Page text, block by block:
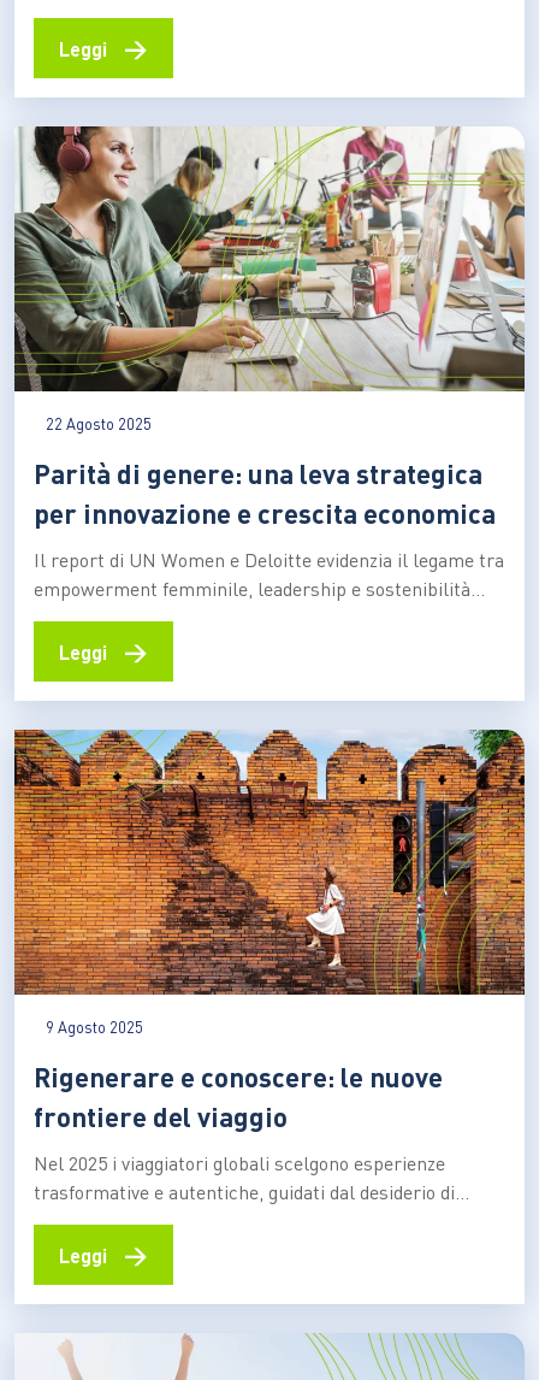
l’impatto del fenomeno su risorse, infrastrutture e
ambiente, evidenziando l’urgenza di politiche di gestione
L’overtourism, o sovraffollamento turistico, sta
emergendo come una delle sfide più gravi per la
sostenibilità del…
Leggi →
22 Agosto 2025
Parità di genere: una leva strategica
per innovazione e crescita economica
Il report di UN Women e Deloitte evidenzia il legame tra
empowerment femminile, leadership e sostenibilità
economica. E lancia l’allarme: in Italia il tasso di
occupazione femminile è tra i più bassi d’Europa, con
media UE Il divario di genere…
Leggi →
9 Agosto 2025
Rigenerare e conoscere: le nuove
frontiere del viaggio
Nel 2025 i viaggiatori globali scelgono esperienze
trasformative e autentiche, guidati dal desiderio di
ridurre l’impatto ambientale e valorizzare le comunità.
Il report annuale di Booking.com evidenzia che la
pianificazione delle vacanze Il viaggio come consumo
veloce è sempre più un ricordo del…
Leggi →